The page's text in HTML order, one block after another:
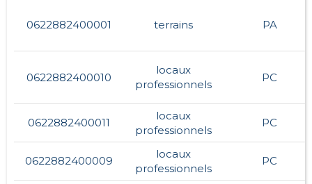
0622882400001 terrains PA
0622882400010
locaux
professionnels
PC
0622882400011
locaux
professionnels
PC
0622882400009
locaux
professionnels
PC